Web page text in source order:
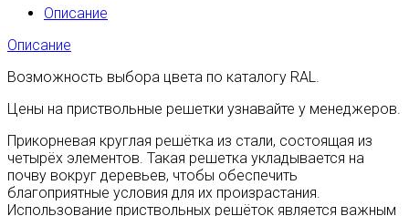
Описание
Описание
Возможность выбора цвета по каталогу RAL.
Цены на приствольные решетки узнавайте у менеджеров.
Прикорневая круглая решётка из стали, состоящая из
четырёх элементов. Такая решетка укладывается на
почву вокруг деревьев, чтобы обеспечить
благоприятные условия для их произрастания.
Использование приствольных решёток является важным